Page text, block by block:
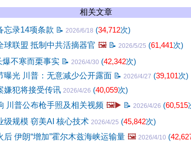
相关文章
忘录14项条款 📝 2026/6/18 (34,712次)
球联盟 抵制中共活摘器官 🖼️ 📝 2026/5/25 (61,441次)
爆不寒而栗事实 📝 2026/4/30 (42,342次)
曝光 川普：无意减少公开露面 📝 2026/4/27 (39,101次)
嫌犯将接受传讯 2026/4/26 (40,059次)
川普公布枪手照及相关视频 🖼️▶️ 📝 2026/4/26 (60,515
级规模 窃美AI 核心技术 2026/4/25 (45,842次)
伊朗“增加”霍尔木兹海峡运输量 🖼️ 2026/4/10 (